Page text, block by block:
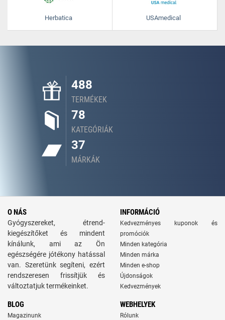
Herbatica USAmedical
488
TERMÉKEK
78
KATEGÓRIÁK
37
MÁRKÁK
O NÁS
Gyógyszereket, étrend-
kiegészítőket és mindent
kínálunk, ami az Ön
egészségére jótékony hatással
van. Szeretünk segíteni, ezért
rendszeresen frissítjük és
változtatjuk termékeinket.
INFORMÁCIÓ
Kedvezményes kuponok és
promóciók
Minden kategória
Minden márka
Minden e-shop
Újdonságok
Kedvezmények
BLOG
Magazinunk
WEBHELYEK
Rólunk